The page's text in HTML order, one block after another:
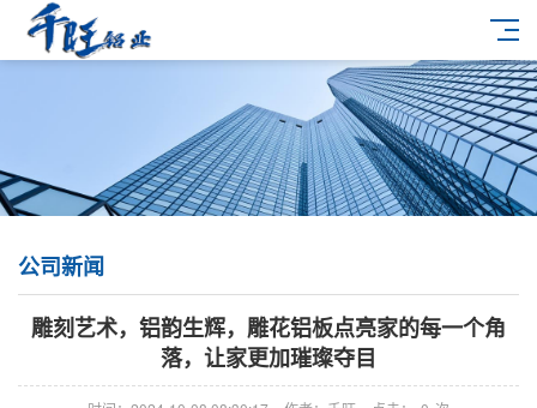
公司新闻
雕刻艺术，铝韵生辉，雕花铝板点亮家的每一个角
落，让家更加璀璨夺目